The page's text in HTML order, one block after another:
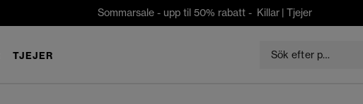
Sommarsale - upp til 50% rabatt - Killar| Tjejer
TJEJER